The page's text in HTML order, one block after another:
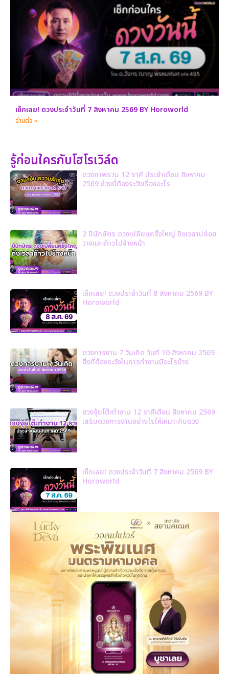
เช็กเลย! ดวงประจำวันที่ 7 สิงหาคม 2569 BY Horoworld
อ่านต่อ »
รู้ก่อนใครกับโฮโรเวิล์ด
ดวงภาพรวม 12 ราศี ประจำเดือน สิงหาคม
2569 ช่วงนี้ต้องระวังเรื่องอะไร
2 ปีนักษัตร ดวงเปลี่ยนครั้งใหญ่ ถึงเวลาปล่อย
วางและก้าวไปข้างหน้า
เช็กเลย! ดวงประจำวันที่ 8 สิงหาคม 2569 BY
Horoworld
ดวงการงาน 7 วันเกิด วันที่ 10 สิงหาคม 2569
สิ่งที่ต้องระวังในการทำงานมีอะไรบ้าง
ฮวงจุ้ยโต๊ะทำงาน 12 ราศีเดือน สิงหาคม 2569
เสริมดวงการงานอย่างไรให้เหมาะกับดวง
เช็กเลย! ดวงประจำวันที่ 7 สิงหาคม 2569 BY
Horoworld